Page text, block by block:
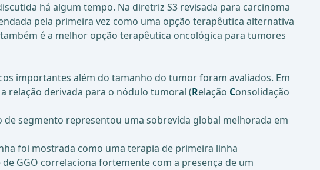
há algum tempo. Na diretriz S3 revisada para carcinoma
pela primeira vez como uma opção terapêutica alternativa
é a melhor opção terapêutica oncológica para tumores
importantes além do tamanho do tumor foram avaliados. Em
a relação derivada para o nódulo tumoral (Relação Consolidação
segmento representou uma sobrevida global melhorada em
foi mostrada como uma terapia de primeira linha
GGO correlaciona fortemente com a presença de um